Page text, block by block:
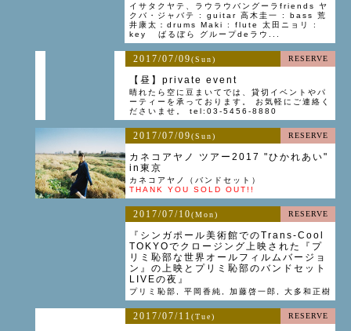
イサタクヤテ、ラウラウバングーラfriends ヤ
クバ・ジャバテ : guitar 高木圭一 : bass 荒
井康太：drums Maki : flute 太田ニョリ :
key ばるぼら グループdeラウ...
2017/07/09(Sun) RESERVE
【昼】private event
晴れたら空に豆まいてでは、貸切イベントやパ
ーティーを承っております。 お気軽にご連絡く
ださいませ。 tel:03-5456-8880
2017/07/09(Sun) RESERVE
カネコアヤノ ツアー2017 "ひかれあい"
in東京
カネコアヤノ（バンドセット）
THANK YOU SOLD OUT!!
2017/07/10(Mon) RESERVE
『シンガポール美術館でのTrans-Cool
TOKYOでクロージング上映された『プ
リミ恥部な世界オールフィルムバージョ
ン』の上映とプリミ恥部のバンドセット
LIVEの夜』
プリミ恥部, 平岡香純, 加藤啓一郎, 大多和正樹
2017/07/11(Tue) RESERVE